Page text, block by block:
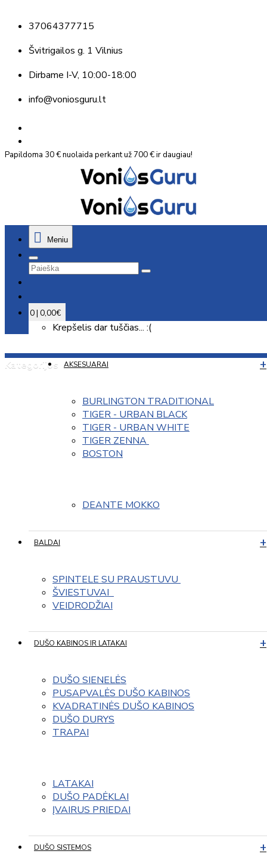
37064377715
Švitrigailos g. 1 Vilnius
Dirbame I-V, 10:00-18:00
info@voniosguru.lt
Papildoma 30 € nuolaida perkant už 700 € ir daugiau!
Meniu
0 | 0,00€
Krepšelis dar tuščias... :(
Kategorijos AKSESUARAI
BURLINGTON TRADITIONAL
TIGER - URBAN BLACK
TIGER - URBAN WHITE
TIGER ZENNA
BOSTON
DEANTE MOKKO
BALDAI
SPINTELE SU PRAUSTUVU
ŠVIESTUVAI
VEIDRODŽIAI
DUŠO KABINOS IR LATAKAI
DUŠO SIENELĖS
PUSAPVALĖS DUŠO KABINOS
KVADRATINĖS DUŠO KABINOS
DUŠO DURYS
TRAPAI
LATAKAI
DUŠO PADĖKLAI
ĮVAIRUS PRIEDAI
DUŠO SISTEMOS